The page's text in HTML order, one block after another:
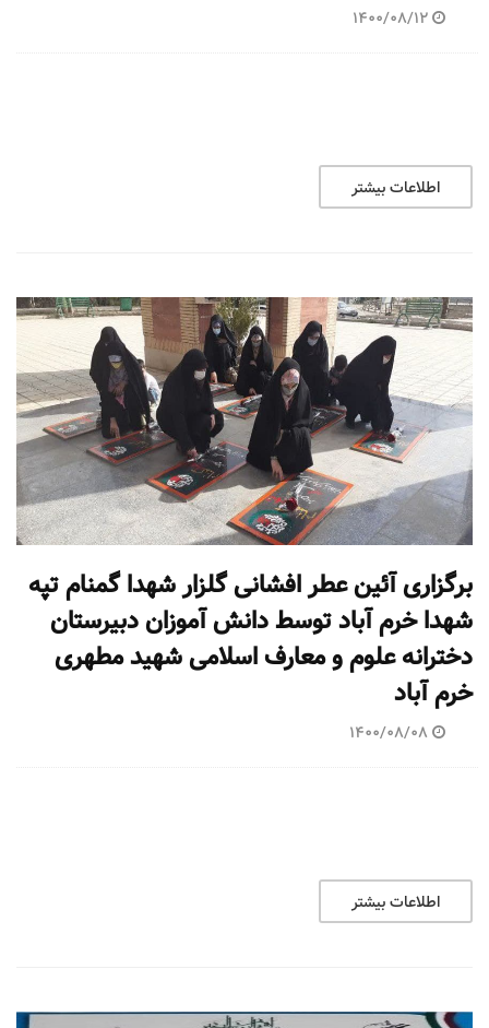
1400/08/12
اطلاعات بیشتر
برگزاری آئین عطر افشانی گلزار شهدا گمنام تپه
شهدا خرم آباد توسط دانش آموزان دبیرستان
دخترانه علوم و معارف اسلامی شهید مطهری
خرم آباد
1400/08/08
اطلاعات بیشتر